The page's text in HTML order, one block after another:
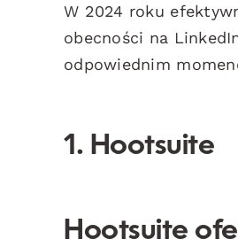
W 2024 roku
obecności na
odpowiednim
1. Hootsuite
Hootsuite